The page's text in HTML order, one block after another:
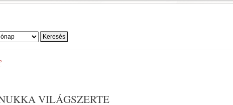
VILÁGSZERTE